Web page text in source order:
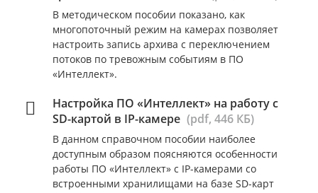
В методическом пособии показано, как
многопоточный режим на камерах позволяет
настроить запись архива с переключением
потоков по тревожным событиям в ПО
«Интеллект».
Настройка ПО «Интеллект» на работу с
SD-картой в IP-камере (pdf, 446 КБ)
В данном справочном пособии наиболее
доступным образом поясняются особенности
работы ПО «Интеллект» с IP-камерами со
встроенными хранилищами на базе SD-карт